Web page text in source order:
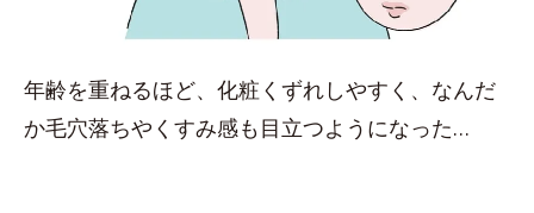
年齢を重ねるほど、化粧くずれしやすく、なんだ
か毛穴落ちやくすみ感も目立つようになった…